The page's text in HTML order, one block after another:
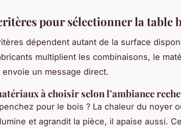
pour sélectionner la table
dépendent autant de la surface
multiplient les combinaisons, le
envoie un message direct.
à choisir selon l’ambiance
pour le bois ? La chaleur du noyer
et agrandit la pièce, il apaise aussi.